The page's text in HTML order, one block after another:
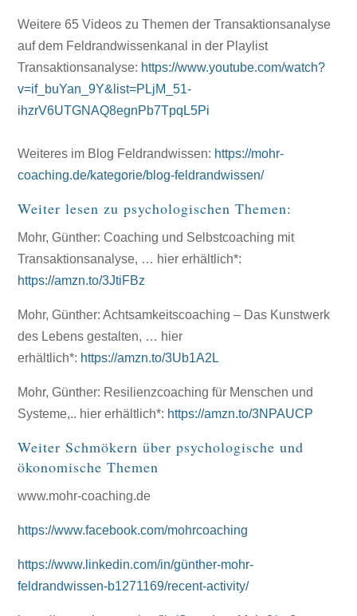
Weitere 65 Videos zu Themen der Transaktionsanalyse
auf dem Feldrandwissenkanal in der Playlist
Transaktionsanalyse: https://www.youtube.com/watch?
v=if_buYan_9Y&list=PLjM_51-
ihzrV6UTGNAQ8egnPb7TpqL5Pi
Weiteres im Blog Feldrandwissen: https://mohr-
coaching.de/kategorie/blog-feldrandwissen/
Weiter lesen zu psychologischen Themen:
Mohr, Günther: Coaching und Selbstcoaching mit
Transaktionsanalyse, … hier erhältlich*:
https://amzn.to/3JtiFBz
Mohr, Günther: Achtsamkeitscoaching – Das Kunstwerk
des Lebens gestalten, … hier
erhältlich*: https://amzn.to/3Ub1A2L
Mohr, Günther: Resilienzcoaching für Menschen und
Systeme,.. hier erhältlich*: https://amzn.to/3NPAUCP
Weiter Schmökern über psychologische und
ökonomische Themen
www.mohr-coaching.de
https://www.facebook.com/mohrcoaching
https://www.linkedin.com/in/günther-mohr-
feldrandwissen-b1271169/recent-activity/